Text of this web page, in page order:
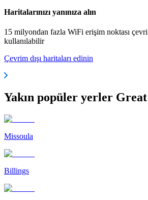
Haritalarınızı yanınıza alın
15 milyondan fazla WiFi erişim noktası
kullanılabilir
Çevrim dışı haritaları edinin
Yakın popüler yerler
Missoula
Billings